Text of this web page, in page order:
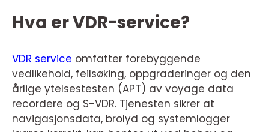
Hva er VDR-service?
VDR service omfatter forebyggende
vedlikehold, feilsøking, oppgraderinger og den
årlige ytelsestesten (APT) av voyage data
recordere og S-VDR. Tjenesten sikrer at
navigasjonsdata, brolyd og systemlogger